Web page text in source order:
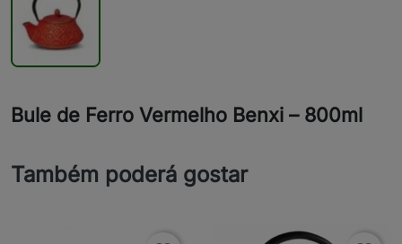
Bule de Ferro Vermelho Benxi – 800ml
Também poderá gostar